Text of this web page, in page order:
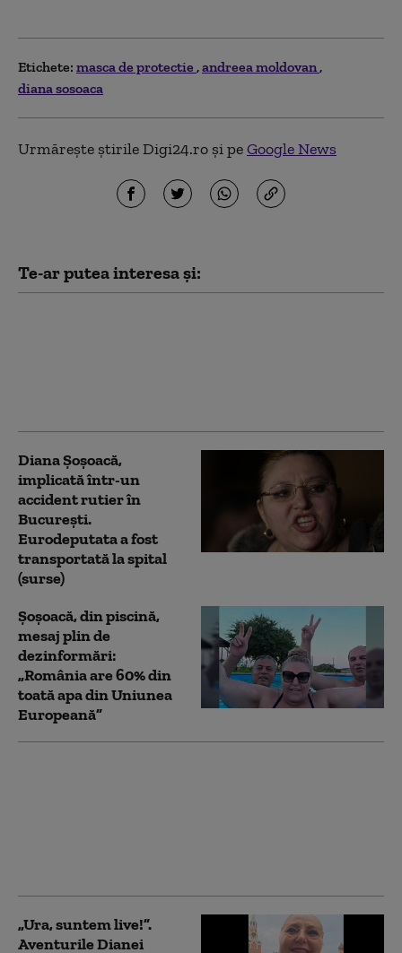
Etichete: masca de protectie andreea moldovan
diana sosoaca
Urmărește știrile Digi24.ro și peGoogle News
Te-ar putea interesa și:
Diana Șoșoacă,
implicată într-un
accident rutier în
București.
Eurodeputata a fost
transportată la spital
(surse)
Șoșoacă, din piscină,
mesaj plin de
dezinformări:
„România are 60% din
toată apa din Uniunea
Europeană”
„Ura, suntem live!”.
Aventurile Dianei